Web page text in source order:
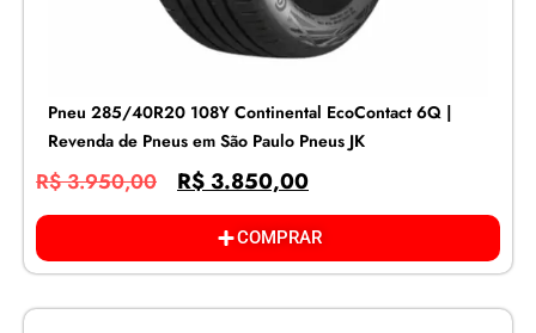
Pneu 285/40R20 108Y Continental EcoContact 6Q |
Revenda de Pneus em São Paulo Pneus JK
R$3.950,00 R$ 3.850,00
COMPRAR